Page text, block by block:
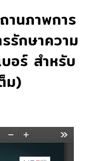
านภาพการ
รักษาความ
อร์ สำหรับ
ม)